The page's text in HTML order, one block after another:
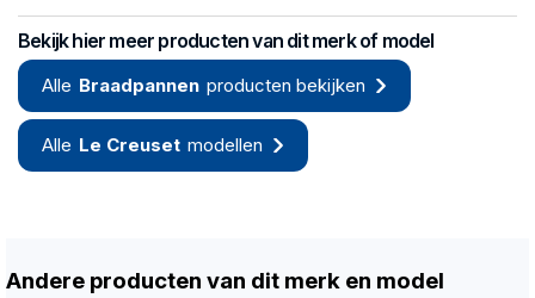
Bekijk hier meer producten van dit merk of model
Alle Braadpannen producten bekijken
Alle Le Creuset modellen
Andere producten van dit merk en model